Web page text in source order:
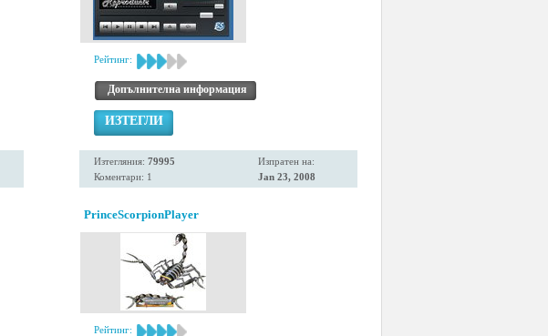
Рейтинг:
Допълнителна информация
ИЗТЕГЛИ
Изтегляния: 79995
Коментари: 1
Изпратен на:
Jan 23, 2008
PrinceScorpionPlayer
Рейтинг: